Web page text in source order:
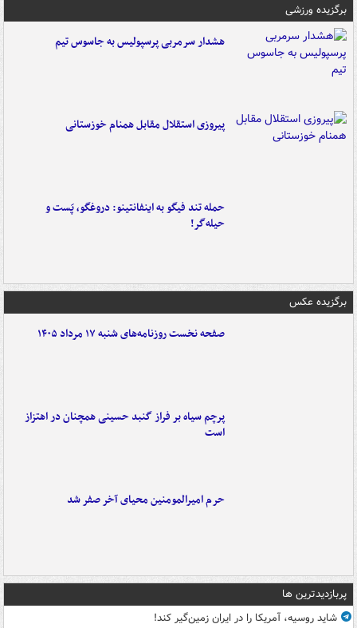
برگزیده ورزشی
هشدار سرمربی پرسپولیس به جاسوس تیم
پیروزی استقلال مقابل همنام خوزستانی
حمله تند فیگو به اینفانتینو: دروغگو، پَست‌ و
حیله‌گر!
برگزیده عکس
صفحه نخست روزنامه‌های شنبه ۱۷ مرداد ۱۴۰۵
پرچم سیاه بر فراز گنبد حسینی همچنان در اهتزاز
است
حرم امیرالمومنین محیای آخر صفر شد
پربازدیدترین ها
شاید روسیه، آمریکا را در ایران زمین‌گیر کند!